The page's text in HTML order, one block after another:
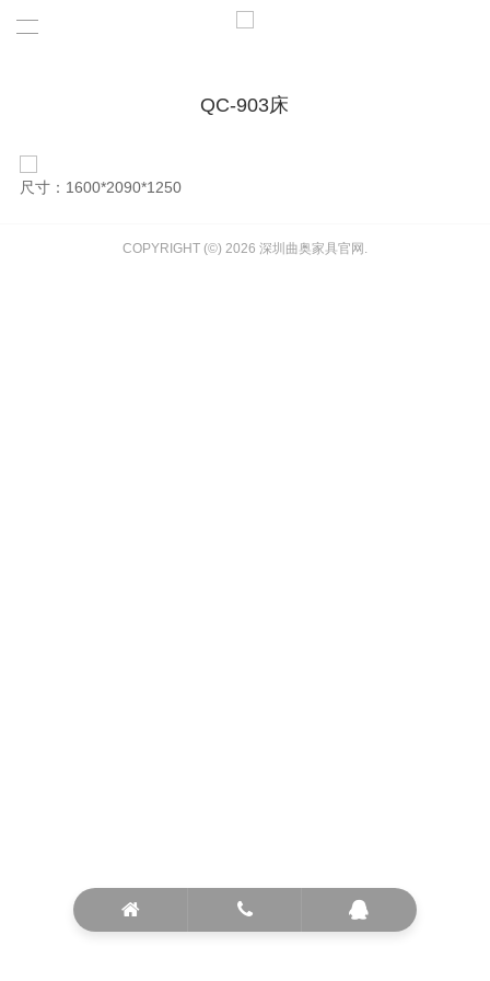
QC-903床
尺寸：1600*2090*1250
COPYRIGHT (©) 2026 深圳曲奥家具官网.